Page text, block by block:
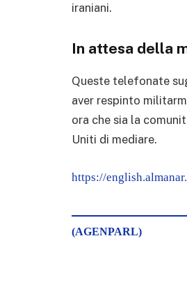
iraniani.
In attesa della
Queste telefonate
aver respinto
ora che sia la
Uniti di mediare.
https://
(AGENPARL)